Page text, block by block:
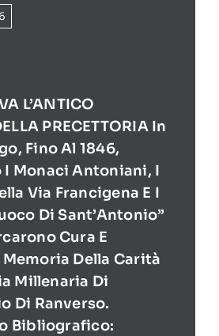
L’ANTICO
PRECETTORIA In
Fino Al 1846,
I Monaci Antoniani, I
Via Francigena E I
Di Sant’Antonio”
Cura E
Della Carità
Millenaria Di
Di Ranverso.
Bibliografico: